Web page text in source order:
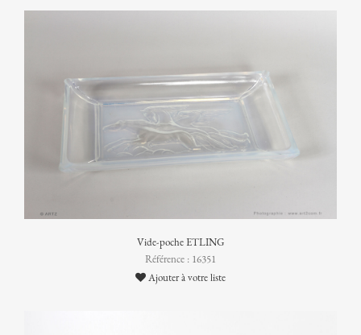
Vide-poche ETLING
Référence : 16351
Ajouter à votre liste